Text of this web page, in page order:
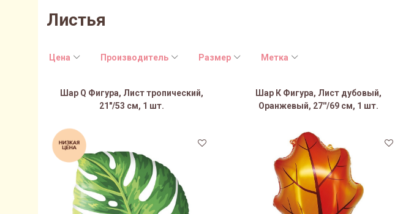
Листья
Цена Производитель Размер Метка
Шар Q Фигура, Лист тропический,
21"/53 см, 1 шт.
Шар К Фигура, Лист дубовый,
Оранжевый, 27''/69 см, 1 шт.